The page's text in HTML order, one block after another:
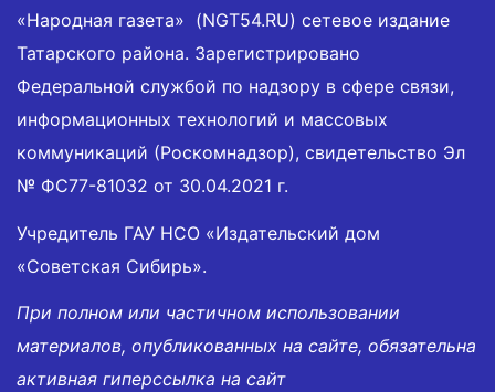
«Народная газета» (NGT54.RU) сетевое издание
Татарского района. Зарегистрировано
Федеральной службой по надзору в сфере связи,
информационных технологий и массовых
коммуникаций (Роскомнадзор), свидетельство Эл
№ ФС77-81032 от 30.04.2021 г.
Учредитель ГАУ НСО «Издательский дом
«Советская Сибирь».
При полном или частичном использовании
материалов, опубликованных на сайте, обязательна
активная гиперссылка на сайт